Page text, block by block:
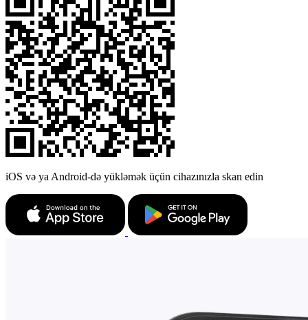
iOS və ya Android-də yükləmək üçün cihazınızla skan edin